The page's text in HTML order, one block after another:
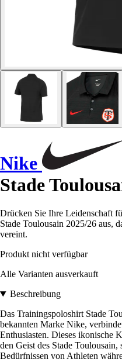
Nike
Stade
Drücken Sie Ihre Leidenschaft
Stade Toulousain 2025/26 aus,
vereint.
Produkt nicht verfügbar
Alle Varianten ausverkauft
Beschreibung
Das Trainingspoloshirt Stade
bekannten Marke Nike,
Enthusiasten. Dieses ikonische
den Geist des Stade Toulousain,
Bedürfnissen von Athleten